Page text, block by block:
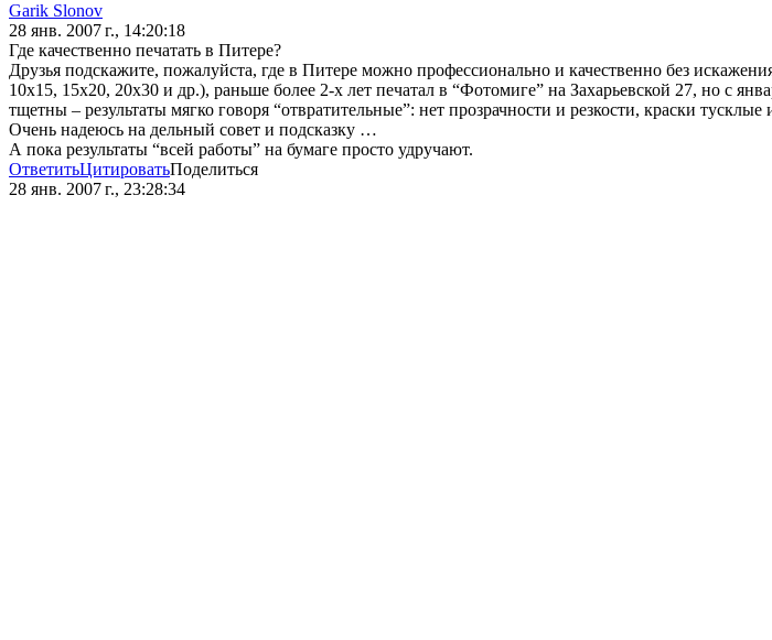
Garik Slonov
28 янв. 2007 г., 14:20:18
Где качественно печатать в Питере?
Друзья подскажите, пожалуйста, где в Питере можно профессионально и качественно без
10х15, 15х20, 20х30 и др.), раньше более 2-х лет печатал в “Фотомиге” на Захарьевской 27, но с
тщетны – результаты мягко говоря “отвратительные”: нет прозрачности и резкости, краски
Очень надеюсь на дельный совет и подсказку …
А пока результаты “всей работы” на бумаге просто удручают.
ОтветитьЦитироватьПоделиться
28 янв. 2007 г., 23:28:34